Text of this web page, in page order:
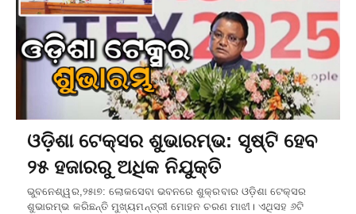
ଓଡ଼ିଶା ଟେକ୍ସର ଶୁଭାରମ୍ଭ: ସୃଷ୍ଟି ହେବ
୨୫ ହଜାରରୁ ଅଧିକ ନିଯୁକ୍ତି
ଭୁବନେଶ୍ୱର,୨୫ା୭: ଲୋକସେବା ଭବନରେ ଶୁକ୍ରବାର ଓଡ଼ିଶା ଟେକ୍ସର
ଶୁଭାରମ୍ଭ କରିଛନ୍ତି ମୁଖ୍ୟମନ୍ତ୍ରୀ ମୋହନ ଚରଣ ମାଝୀ। ଏଥିସହ ୬ଟି